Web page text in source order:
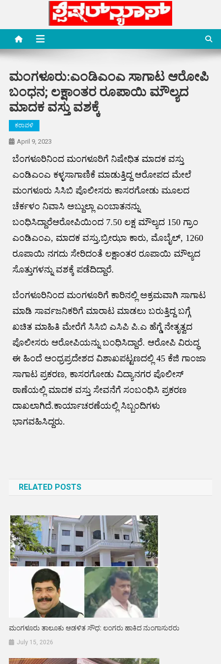
content
Special News Media
Special News Media
ಮಂಗಳೂರು:ಎಂಡಿಎಂಎ ಸಾಗಾಟ ಆರೋಪಿ
ಬಂಧನ; ಲಕ್ಷಾಂತರ ರೂಪಾಯಿ ಮೌಲ್ಯದ
ಮಾದಕ ವಸ್ತು ವಶಕ್ಕೆ
ಕರಾವಳಿ
April 9, 2023
ಬೆಂಗಳೂರಿನಿಂದ ಮಂಗಳೂರಿಗೆ ನಿಷೇಧಿತ ಮಾದಕ ವಸ್ತು
ಎಂಡಿಎಂಎ ಕಳ್ಳಸಾಗಾಣಿಕೆ ಮಾಡುತ್ತಿದ್ದ ಆರೋಪದ ಮೇಲೆ
ಮಂಗಳೂರು ಸಿಸಿಬಿ ಪೊಲೀಸರು ಕಾಸರಗೋಡು ಮೂಲದ
ಚೆರ್ಕಳಂ ನಿವಾಸಿ ಅಬ್ದುಲ್ಲಾ ಎಂಬಾತನನ್ನು
ಬಂಧಿಸಿದ್ದಾರೆಆರೋಪಿಯಿಂದ 7.50 ಲಕ್ಷ ಮೌಲ್ಯದ 150 ಗ್ರಾಂ
ಎಂಡಿಎಂಎ, ಮಾದಕ ವಸ್ತು,ಬ್ರೀಝಾ ಕಾರು, ಮೊಬೈಲ್, 1260
ರೂಪಾಯಿ ನಗದು ಸೇರಿದಂತೆ ಲಕ್ಷಾಂತರ ರೂಪಾಯಿ ಮೌಲ್ಯದ
ಸೊತ್ತುಗಳನ್ನು ವಶಕ್ಕೆ ಪಡೆದಿದ್ದಾರೆ.
ಬೆಂಗಳೂರಿನಿಂದ ಮಂಗಳೂರಿಗೆ ಕಾರಿನಲ್ಲಿ ಅಕ್ರಮವಾಗಿ ಸಾಗಾಟ
ಮಾಡಿ ಸಾರ್ವಜನಿಕರಿಗೆ ಮಾರಾಟ ಮಾಡಲು ಬರುತ್ತಿದ್ದ ಬಗ್ಗೆ
ಖಚಿತ ಮಾಹಿತಿ ಮೇರೆಗೆ ಸಿಸಿಬಿ ಎಸಿಪಿ ಪಿ.ಎ ಹೆಗ್ಡೆ ನೇತೃತ್ವದ
ಪೊಲೀಸರು ಆರೋಪಿಯನ್ನು ಬಂಧಿಸಿದ್ದಾರೆ. ಆರೋಪಿ ವಿರುದ್ಧ
ಈ ಹಿಂದೆ ಆಂಧ್ರಪ್ರದೇಶದ ವಿಶಾಖಪಟ್ಟಣದಲ್ಲಿ 45 ಕೆಜಿ ಗಾಂಜಾ
ಸಾಗಾಟ ಪ್ರಕರಣ, ಕಾಸರಗೋಡು ವಿದ್ಯಾನಗರ ಪೊಲೀಸ್
ಠಾಣೆಯಲ್ಲಿ ಮಾದಕ ವಸ್ತು ಸೇವನೆಗೆ ಸಂಬಂಧಿಸಿ ಪ್ರಕರಣ
ದಾಖಲಾಗಿದೆ.ಕಾರ್ಯಾಚರಣೆಯಲ್ಲಿ ಸಿಬ್ಬಂದಿಗಳು
ಭಾಗವಹಿಸಿದ್ದರು.
RELATED POSTS
ಮಂಗಳೂರು ತಾಲೂಕು ಆಡಳಿತ ಸೌಧ: ಲಂಗರು ಹಾಕಿದ ನುಂಗಾಸುರರು
July 15, 2026